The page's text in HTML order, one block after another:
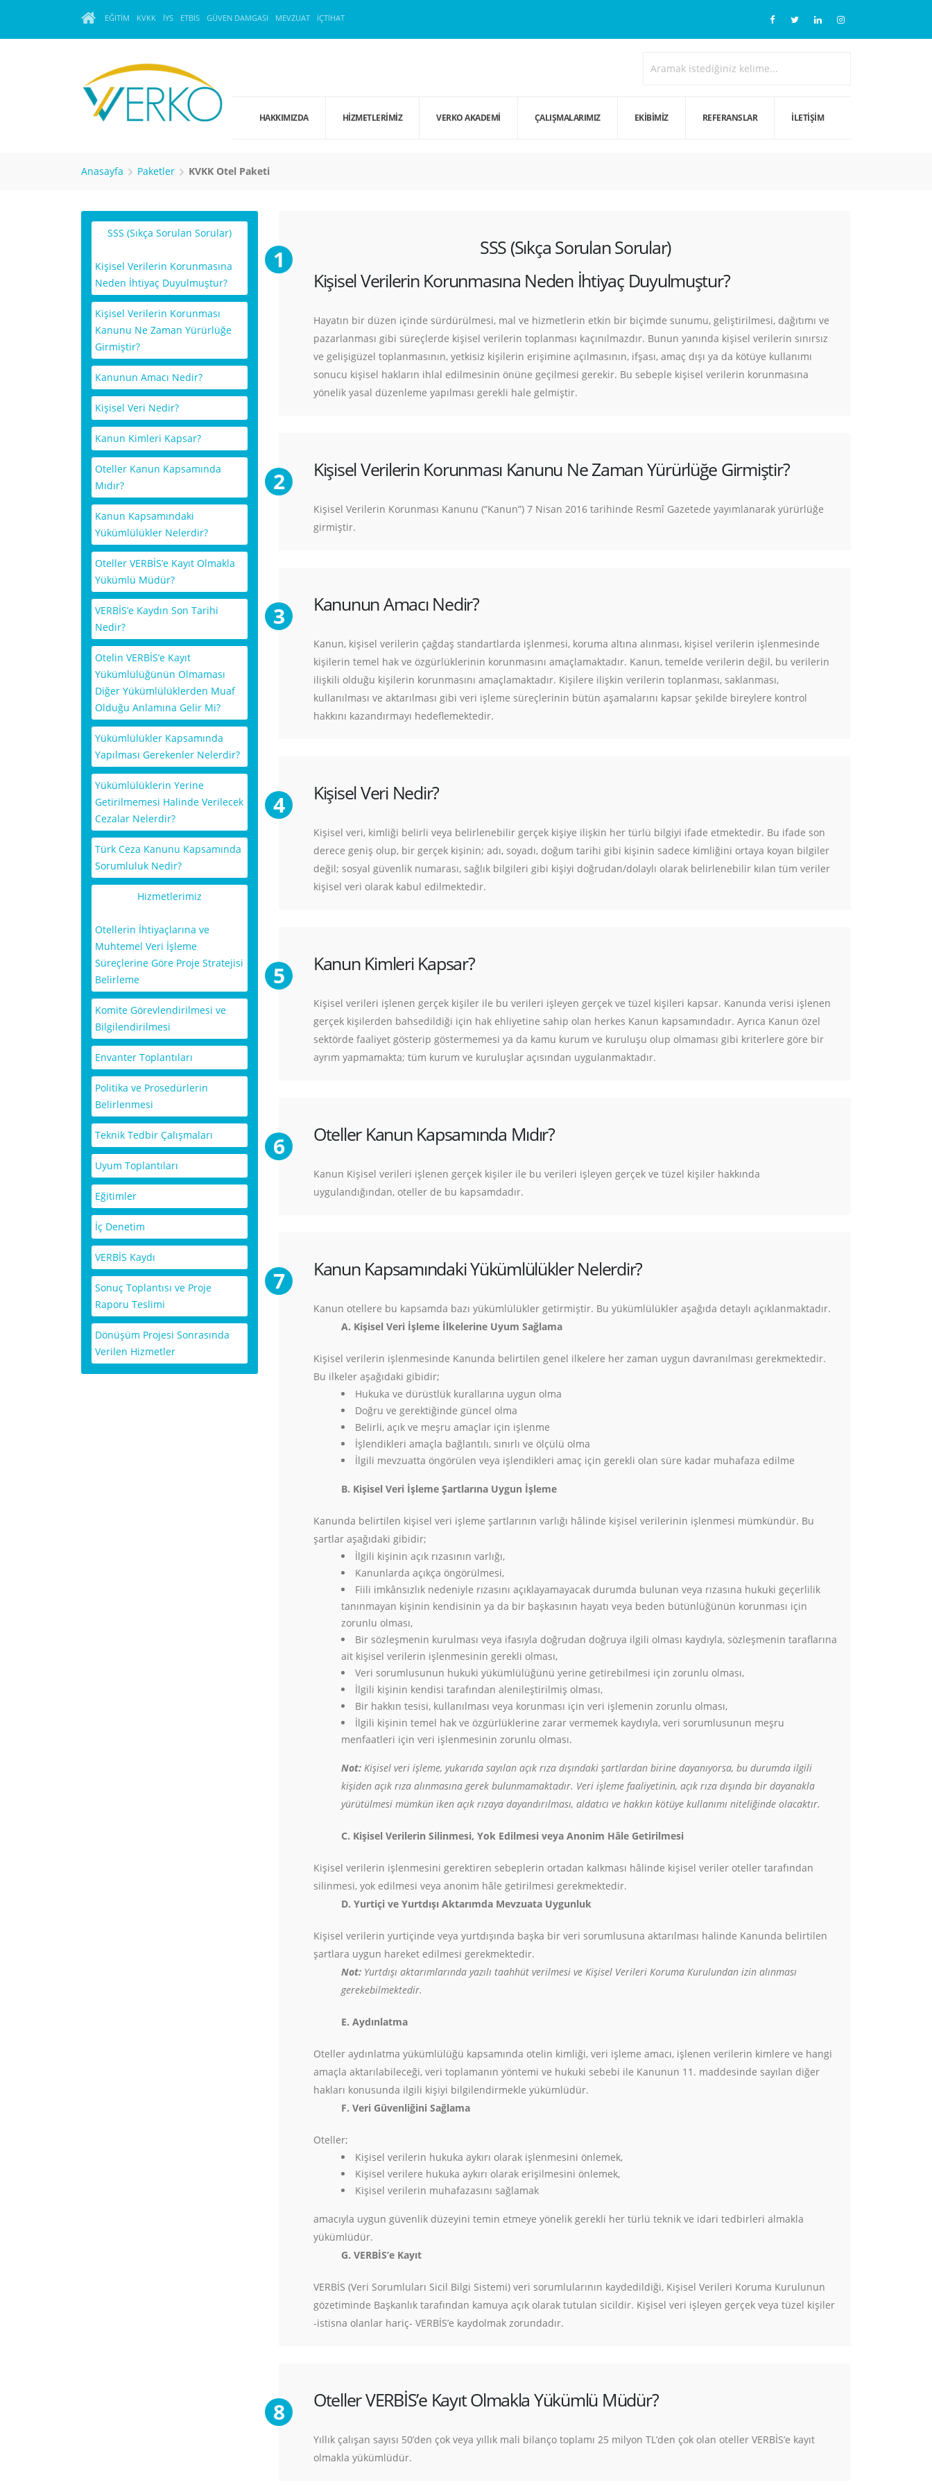
EĞITIM KVKK İYS ETBİS GÜVEN DAMGASI MEVZUAT İÇTIHAT
HAKKIMIZDA HIZMETLERIMIZ VERKO AKADEMI ÇALIŞMALARIMIZ EKIBIMIZ REFERANSLAR İLETIŞIM
Anasayfa Paketler KVKK Otel Paketi
SSS (Sıkça Sorulan Sorular)
Kişisel Verilerin Korunmasına
Neden İhtiyaç Duyulmuştur?
Kişisel Verilerin Korunması
Kanunu Ne Zaman Yürürlüğe
Girmiştir?
Kanunun Amacı Nedir?
Kişisel Veri Nedir?
Kanun Kimleri Kapsar?
Oteller Kanun Kapsamında
Mıdır?
Kanun Kapsamındaki
Yükümlülükler Nelerdir?
Oteller VERBİS’e Kayıt Olmakla
Yükümlü Müdür?
VERBİS’e Kaydın Son Tarihi
Nedir?
Otelin VERBİS’e Kayıt
Yükümlülüğünün Olmaması
Diğer Yükümlülüklerden Muaf
Olduğu Anlamına Gelir Mi?
Yükümlülükler Kapsamında
Yapılması Gerekenler Nelerdir?
Yükümlülüklerin Yerine
Getirilmemesi Halinde Verilecek
Cezalar Nelerdir?
Türk Ceza Kanunu Kapsamında
Sorumluluk Nedir?
Hizmetlerimiz
Otellerin İhtiyaçlarına ve
Muhtemel Veri İşleme
Süreçlerine Göre Proje Stratejisi
Belirleme
Komite Görevlendirilmesi ve
Bilgilendirilmesi
Envanter Toplantıları
Politika ve Prosedürlerin
Belirlenmesi
Teknik Tedbir Çalışmaları
Uyum Toplantıları
Eğitimler
İç Denetim
VERBİS Kaydı
Sonuç Toplantısı ve Proje
Raporu Teslimi
Dönüşüm Projesi Sonrasında
Verilen Hizmetler
SSS (Sıkça Sorulan Sorular)
Kişisel Verilerin Korunmasına Neden İhtiyaç Duyulmuştur?
Hayatın bir düzen içinde sürdürülmesi, mal ve hizmetlerin etkin bir biçimde sunumu, geliştirilmesi, dağıtımı ve
pazarlanması gibi süreçlerde kişisel verilerin toplanması kaçınılmazdır. Bunun yanında kişisel verilerin sınırsız
ve gelişigüzel toplanmasının, yetkisiz kişilerin erişimine açılmasının, ifşası, amaç dışı ya da kötüye kullanımı
sonucu kişisel hakların ihlal edilmesinin önüne geçilmesi gerekir. Bu sebeple kişisel verilerin korunmasına
yönelik yasal düzenleme yapılması gerekli hale gelmiştir.
Kişisel Verilerin Korunması Kanunu Ne Zaman Yürürlüğe Girmiştir?
Kişisel Verilerin Korunması Kanunu (“Kanun”) 7 Nisan 2016 tarihinde Resmî Gazetede yayımlanarak yürürlüğe
girmiştir.
Kanunun Amacı Nedir?
Kanun, kişisel verilerin çağdaş standartlarda işlenmesi, koruma altına alınması, kişisel verilerin işlenmesinde
kişilerin temel hak ve özgürlüklerinin korunmasını amaçlamaktadır. Kanun, temelde verilerin değil, bu verilerin
ilişkili olduğu kişilerin korunmasını amaçlamaktadır. Kişilere ilişkin verilerin toplanması, saklanması,
kullanılması ve aktarılması gibi veri işleme süreçlerinin bütün aşamalarını kapsar şekilde bireylere kontrol
hakkını kazandırmayı hedeflemektedir.
Kişisel Veri Nedir?
Kişisel veri, kimliği belirli veya belirlenebilir gerçek kişiye ilişkin her türlü bilgiyi ifade etmektedir. Bu ifade son
derece geniş olup, bir gerçek kişinin; adı, soyadı, doğum tarihi gibi kişinin sadece kimliğini ortaya koyan bilgiler
değil; sosyal güvenlik numarası, sağlık bilgileri gibi kişiyi doğrudan/dolaylı olarak belirlenebilir kılan tüm veriler
kişisel veri olarak kabul edilmektedir.
Kanun Kimleri Kapsar?
Kişisel verileri işlenen gerçek kişiler ile bu verileri işleyen gerçek ve tüzel kişileri kapsar. Kanunda verisi işlenen
gerçek kişilerden bahsedildiği için hak ehliyetine sahip olan herkes Kanun kapsamındadır. Ayrıca Kanun özel
sektörde faaliyet gösterip göstermemesi ya da kamu kurum ve kuruluşu olup olmaması gibi kriterlere göre bir
ayrım yapmamakta; tüm kurum ve kuruluşlar açısından uygulanmaktadır.
Oteller Kanun Kapsamında Mıdır?
Kanun Kişisel verileri işlenen gerçek kişiler ile bu verileri işleyen gerçek ve tüzel kişiler hakkında
uygulandığından, oteller de bu kapsamdadır.
Kanun Kapsamındaki Yükümlülükler Nelerdir?
Kanun otellere bu kapsamda bazı yükümlülükler getirmiştir. Bu yükümlülükler aşağıda detaylı açıklanmaktadır.
A. Kişisel Veri İşleme İlkelerine Uyum Sağlama
Kişisel verilerin işlenmesinde Kanunda belirtilen genel ilkelere her zaman uygun davranılması gerekmektedir.
Bu ilkeler aşağıdaki gibidir;
Hukuka ve dürüstlük kurallarına uygun olma
Doğru ve gerektiğinde güncel olma
Belirli, açık ve meşru amaçlar için işlenme
İşlendikleri amaçla bağlantılı, sınırlı ve ölçülü olma
İlgili mevzuatta öngörülen veya işlendikleri amaç için gerekli olan süre kadar muhafaza edilme
B. Kişisel Veri İşleme Şartlarına Uygun İşleme
Kanunda belirtilen kişisel veri işleme şartlarının varlığı hâlinde kişisel verilerinin işlenmesi mümkündür. Bu
şartlar aşağıdaki gibidir;
İlgili kişinin açık rızasının varlığı,
Kanunlarda açıkça öngörülmesi,
Fiili imkânsızlık nedeniyle rızasını açıklayamayacak durumda bulunan veya rızasına hukuki geçerlilik
tanınmayan kişinin kendisinin ya da bir başkasının hayatı veya beden bütünlüğünün korunması için
zorunlu olması,
Bir sözleşmenin kurulması veya ifasıyla doğrudan doğruya ilgili olması kaydıyla, sözleşmenin taraflarına
ait kişisel verilerin işlenmesinin gerekli olması,
Veri sorumlusunun hukuki yükümlülüğünü yerine getirebilmesi için zorunlu olması,
İlgili kişinin kendisi tarafından alenileştirilmiş olması,
Bir hakkın tesisi, kullanılması veya korunması için veri işlemenin zorunlu olması,
İlgili kişinin temel hak ve özgürlüklerine zarar vermemek kaydıyla, veri sorumlusunun meşru
menfaatleri için veri işlenmesinin zorunlu olması.
Not: Kişisel veri işleme, yukarıda sayılan açık rıza dışındaki şartlardan birine dayanıyorsa, bu durumda ilgili
kişiden açık rıza alınmasına gerek bulunmamaktadır. Veri işleme faaliyetinin, açık rıza dışında bir dayanakla
yürütülmesi mümkün iken açık rızaya dayandırılması, aldatıcı ve hakkın kötüye kullanımı niteliğinde olacaktır.
C. Kişisel Verilerin Silinmesi, Yok Edilmesi veya Anonim Hâle Getirilmesi
Kişisel verilerin işlenmesini gerektiren sebeplerin ortadan kalkması hâlinde kişisel veriler oteller tarafından
silinmesi, yok edilmesi veya anonim hâle getirilmesi gerekmektedir.
D. Yurtiçi ve Yurtdışı Aktarımda Mevzuata Uygunluk
Kişisel verilerin yurtiçinde veya yurtdışında başka bir veri sorumlusuna aktarılması halinde Kanunda belirtilen
şartlara uygun hareket edilmesi gerekmektedir.
Not: Yurtdışı aktarımlarında yazılı taahhüt verilmesi ve Kişisel Verileri Koruma Kurulundan izin alınması
gerekebilmektedir.
E. Aydınlatma
Oteller aydınlatma yükümlülüğü kapsamında otelin kimliği, veri işleme amacı, işlenen verilerin kimlere ve hangi
amaçla aktarılabileceği, veri toplamanın yöntemi ve hukuki sebebi ile Kanunun 11. maddesinde sayılan diğer
hakları konusunda ilgili kişiyi bilgilendirmekle yükümlüdür.
F. Veri Güvenliğini Sağlama
Oteller;
Kişisel verilerin hukuka aykırı olarak işlenmesini önlemek,
Kişisel verilere hukuka aykırı olarak erişilmesini önlemek,
Kişisel verilerin muhafazasını sağlamak
amacıyla uygun güvenlik düzeyini temin etmeye yönelik gerekli her türlü teknik ve idari tedbirleri almakla
yükümlüdür.
G. VERBİS’e Kayıt
VERBİS (Veri Sorumluları Sicil Bilgi Sistemi) veri sorumlularının kaydedildiği, Kişisel Verileri Koruma Kurulunun
gözetiminde Başkanlık tarafından kamuya açık olarak tutulan sicildir. Kişisel veri işleyen gerçek veya tüzel kişiler
-istisna olanlar hariç- VERBİS’e kaydolmak zorundadır.
Oteller VERBİS’e Kayıt Olmakla Yükümlü Müdür?
Yıllık çalışan sayısı 50’den çok veya yıllık mali bilanço toplamı 25 milyon TL’den çok olan oteller VERBİS’e kayıt
olmakla yükümlüdür.